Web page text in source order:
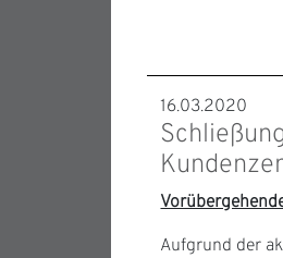
16.03.2020
Aufgrund der